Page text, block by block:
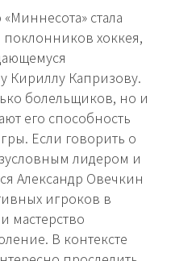
стала
хоккея,
Кириллу Капризову.
болельщиков, но и
его способность
Если говорить о
лидером и
Александр Овечкин
игроков в
мастерство
В контексте